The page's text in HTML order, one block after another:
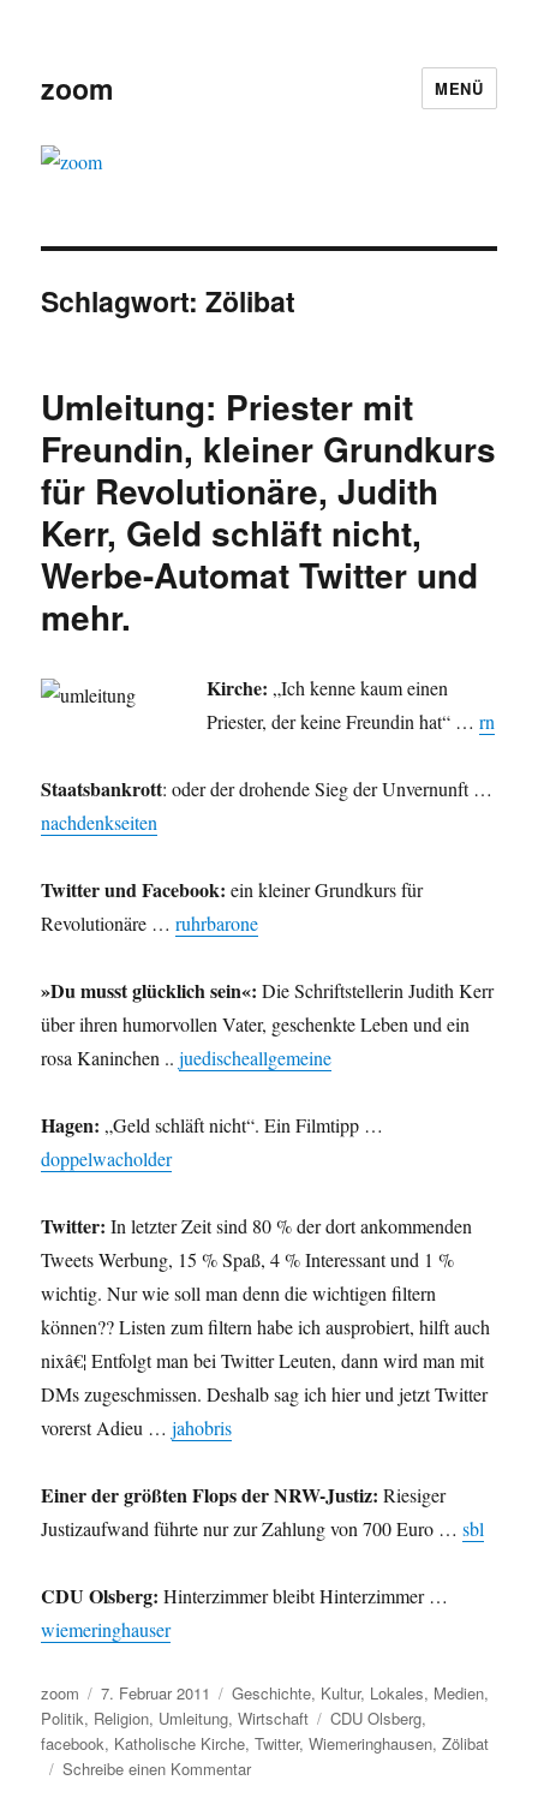
zoom MENÜ
Schlagwort:Zölibat
Umleitung: Priester mit
Freundin, kleiner Grundkurs
für Revolutionäre, Judith
Kerr, Geld schläft nicht,
Werbe-Automat Twitter und
mehr.
Kirche: „Ich kenne kaum einen
Priester, der keine Freundin hat“ …rn
Staatsbankrott: oder der drohende Sieg der Unvernunft …
nachdenkseiten
Twitter und Facebook: ein kleiner Grundkurs für
Revolutionäre …ruhrbarone
»Du musst glücklich sein«: Die Schriftstellerin Judith Kerr
über ihren humorvollen Vater, geschenkte Leben und ein
rosa Kaninchen ..juedischeallgemeine
Hagen: „Geld schläft nicht“. Ein Filmtipp …
doppelwacholder
Twitter: In letzter Zeit sind 80 % der dort ankommenden
Tweets Werbung, 15 % Spaß, 4 % Interessant und 1 %
wichtig. Nur wie soll man denn die wichtigen filtern
können?? Listen zum filtern habe ich ausprobiert, hilft auch
nixâ€¦ Entfolgt man bei Twitter Leuten, dann wird man mit
DMs zugeschmissen. Deshalb sag ich hier und jetzt Twitter
vorerst Adieu …jahobris
Einer der größten Flops der NRW-Justiz: Riesiger
Justizaufwand führte nur zur Zahlung von 700 Euro …sbl
CDU Olsberg: Hinterzimmer bleibt Hinterzimmer …
wiemeringhauser
Autor
zoom
Veröffentlicht
am
7. Februar 2011 Kategorien
Geschichte, Kultur, Lokales, Medien,
Politik, Religion, Umleitung,Wirtschaft Schlagwörter
CDU Olsberg,
facebook, Katholische Kirche,Twitter,Wiemeringhausen,Zölibat
Schreibe einen Kommentarzu